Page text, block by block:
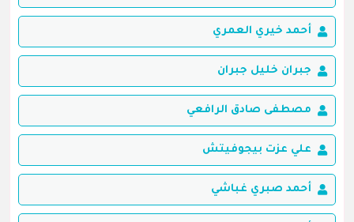
أحمد خيري العمري
جبران خليل جبران
مصطفى صادق الرافعي
علي عزت بيجوفيتش
أحمد صبري غباشي